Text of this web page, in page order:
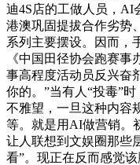
迪4S店的工做人员，AI
港澳巩固提拔合作劣势
系列主要摆设。因而，
《中国田径协会跑赛
事高程度活动员反兴奋
你的。”当有人“投毒”
不雅望，一旦这种内容
等。就是用AI做营销。
让人联想到文娱圈那些
看”。现正在反而感觉